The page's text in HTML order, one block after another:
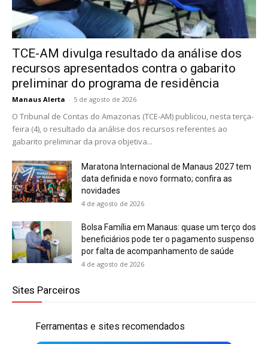
TCE-AM divulga resultado da análise dos
recursos apresentados contra o gabarito
preliminar do programa de residência
Manaus Alerta - 5 de agosto de 2026
O Tribunal de Contas do Amazonas (TCE-AM) publicou, nesta terça-
feira (4), o resultado da análise dos recursos referentes ao
gabarito preliminar da prova objetiva...
Maratona Internacional de Manaus 2027 tem
data definida e novo formato; confira as
novidades
4 de agosto de 2026
Bolsa Família em Manaus: quase um terço dos
beneficiários pode ter o pagamento suspenso
por falta de acompanhamento de saúde
4 de agosto de 2026
Sites Parceiros
Ferramentas e sites recomendados